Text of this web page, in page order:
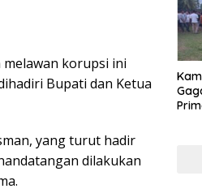
melawan korupsi ini
Bupati dan Ketua
yang turut hadir
dilakukan